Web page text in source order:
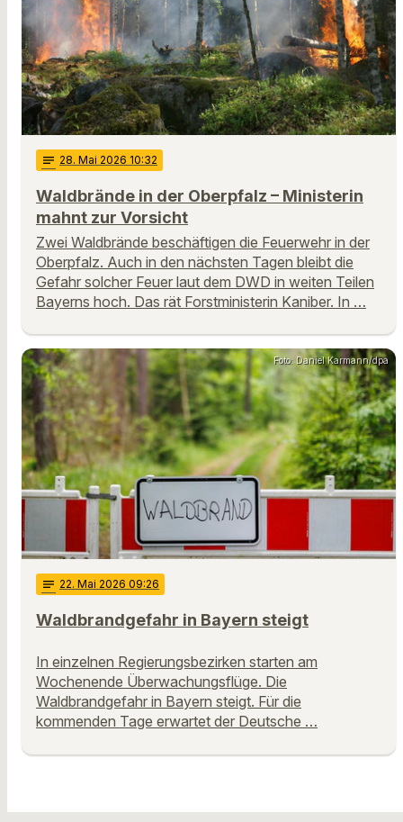
notes 28. Mai 2026 10:32
Waldbrände in der Oberpfalz – Ministerin
mahnt zur Vorsicht
Zwei Waldbrände beschäftigen die Feuerwehr in der
Oberpfalz. Auch in den nächsten Tagen bleibt die
Gefahr solcher Feuer laut dem DWD in weiten Teilen
Bayerns hoch. Das rät Forstministerin Kaniber. In …
Foto: Daniel Karmann/dpa
notes 22. Mai 2026 09:26
Waldbrandgefahr in Bayern steigt
In einzelnen Regierungsbezirken starten am
Wochenende Überwachungsflüge. Die
Waldbrandgefahr in Bayern steigt. Für die
kommenden Tage erwartet der Deutsche …